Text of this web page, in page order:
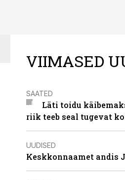
VIIMASED
SAATED
Läti toidu
riik teeb seal tugevat
UUDISED
Keskkonnaamet andis